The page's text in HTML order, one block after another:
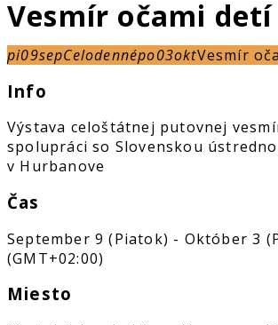
Vesmír očami detí
pi09sepCelodennépo03oktVesmír
Info
Výstava celoštátnej putovnej
spolupráci so Slovenskou
v Hurbanove
Čas
September 9 (Piatok) - Október 3
(GMT+02:00)
Miesto